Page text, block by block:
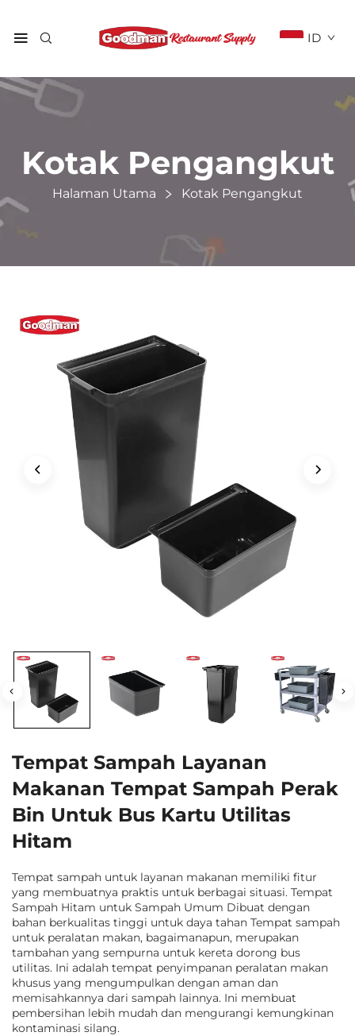
ID
Kotak Pengangkut
Halaman Utama Kotak Pengangkut
Tempat Sampah Layanan
Makanan Tempat Sampah Perak
Bin Untuk Bus Kartu Utilitas
Hitam
Tempat sampah untuk layanan makanan memiliki fitur
yang membuatnya praktis untuk berbagai situasi. Tempat
Sampah Hitam untuk Sampah Umum Dibuat dengan
bahan berkualitas tinggi untuk daya tahan Tempat sampah
untuk peralatan makan, bagaimanapun, merupakan
tambahan yang sempurna untuk kereta dorong bus
utilitas. Ini adalah tempat penyimpanan peralatan makan
khusus yang mengumpulkan dengan aman dan
memisahkannya dari sampah lainnya. Ini membuat
pembersihan lebih mudah dan mengurangi kemungkinan
kontaminasi silang.